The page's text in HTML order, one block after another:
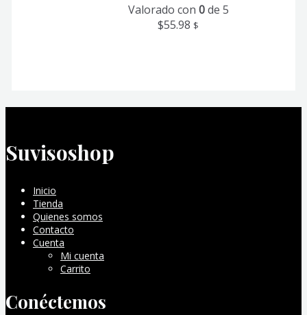
Valorado con 0de 5
$55.98 $
Suvisoshop
Inicio
Tienda
Quienes somos
Contacto
Cuenta
Mi cuenta
Carrito
Conéctemos